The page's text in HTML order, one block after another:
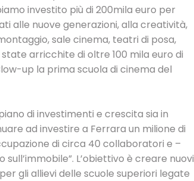
investito più di 200mila euro per
alle nuove generazioni, alla creatività,
sale cinema, teatri di posa,
arricchite di oltre 100 mila euro di
up la prima scuola di cinema del
di investimenti e crescita sia in
ad investire a Ferrara un milione di
di circa 40 collaboratori e –
L’obiettivo è creare nuovi
gli allievi delle scuole superiori legate